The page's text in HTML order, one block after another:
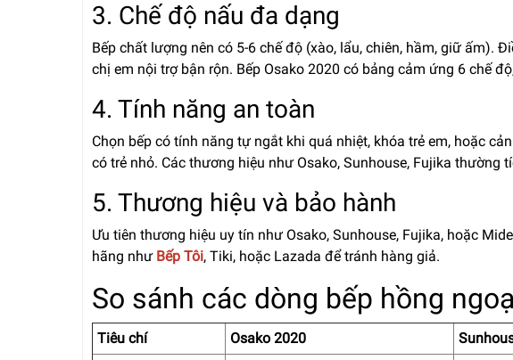
3. Chế độ nấu đa dạng
Bếp chất lượng nên có 5-6 chế độ (xào, lẩu, chiên, hầm, giữ ấm).
chị em nội trợ bận rộn. Bếp Osako 2020 có bảng cảm ứng 6 chế
4. Tính năng an toàn
Chọn bếp có tính năng tự ngắt khi quá nhiệt, khóa trẻ em, hoặc
có trẻ nhỏ. Các thương hiệu như Osako, Sunhouse, Fujika thường
5. Thương hiệu và bảo hành
Ưu tiên thương hiệu uy tín như Osako, Sunhouse, Fujika, hoặc
hãng như Bếp Tôi, Tiki, hoặc Lazada để tránh hàng giả.
So sánh các dòng bếp hồng
Tiêu chí Osako 2020